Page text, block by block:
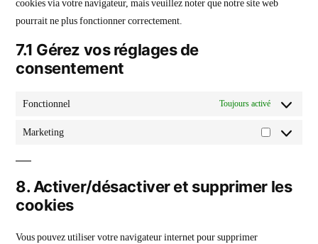
cookies via votre navigateur, mais veuillez noter que notre site web
pourrait ne plus fonctionner correctement.
7.1 Gérez vos réglages de
consentement
Fonctionnel Toujours activé
Marketing
8. Activer/désactiver et supprimer les
cookies
Vous pouvez utiliser votre navigateur internet pour supprimer